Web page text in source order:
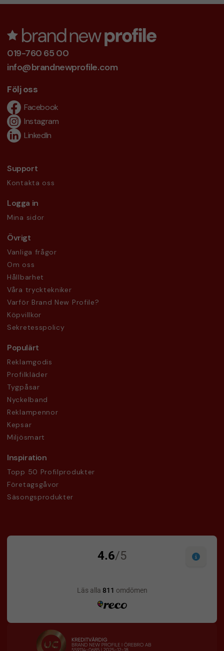
019-760 65 00
info@brandnewprofile.com
Följ oss
Facebook
Instagram
LinkedIn
Support
Kontakta oss
Logga in
Mina sidor
Övrigt
Vanliga frågor
Om oss
Hållbarhet
Våra trycktekniker
Varför Brand New Profile?
Köpvillkor
Sekretesspolicy
Populärt
Reklamgodis
Profilkläder
Tygpåsar
Nyckelband
Reklampennor
Kepsar
Miljösmart
Inspiration
Topp 50 Profilprodukter
Företagsgåvor
Säsongsprodukter